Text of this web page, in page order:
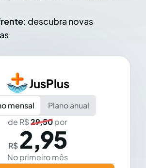
: descubra novas
JusPlus
mensal
Plano anual
de R$29,50por
R$ 2,95
No primeiro mês